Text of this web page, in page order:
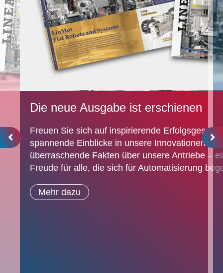
Die neue Ausgabe ist erschienen
Freuen Sie sich auf inspirierende
spannende Einblicke in unsere Innovationen und
überraschende Fakten über unsere Antriebe –
Freude für alle, die sich für Automatisierung
Mehr dazu